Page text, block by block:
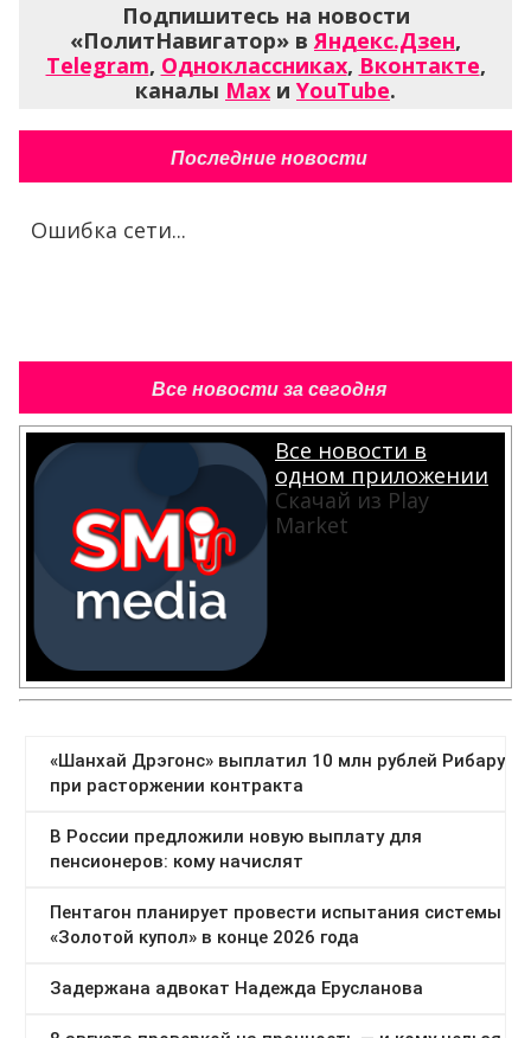
Подпишитесь на новости
«ПолитНавигатор» вЯндекс.Дзен,
Telegram, Одноклассниках, Вконтакте,
каналы Max и YouTube.
Последние новости
Ошибка сети...
Все новости за сегодня
Все новости в
одном приложении
Скачай из Play
Market